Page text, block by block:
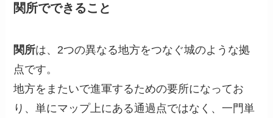
関所でできること
関所は、2つの異なる地方をつなぐ城のような拠
点です。
地方をまたいで進軍するための要所になってお
り、単にマップ上にある通過点ではなく、一門単